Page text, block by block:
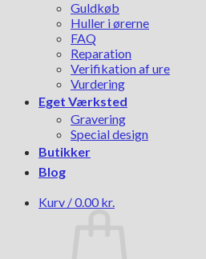
Guldkøb
Huller i ørerne
FAQ
Reparation
Verifikation af ure
Vurdering
Eget Værksted
Gravering
Special design
Butikker
Blog
Kurv /0.00 kr.